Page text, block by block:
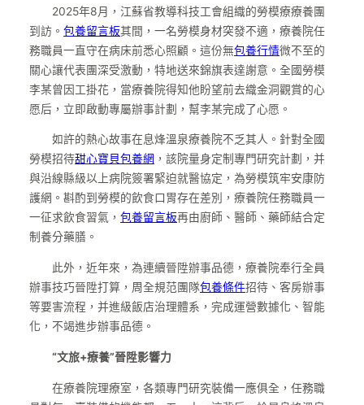
2025年8月，江蘇省教導科技工會組織的勞模療療養團
到訪。 包養留言板其間，一名勞模身材突發不適，療養院任
務職員一直守在病床前悉心照顧。這份無包養行情微不至的
關心讓代表團深受激動，特地送來錦旗表達謝意。全國勞模
李某曾因工掛花，當療養院得知他盼望前去織金洞觀賞的心
愿后，立即啟動專屬辦事計劃，幫李某完成了心愿。
如許的熱心故事在息烽溫泉療養院不乏其人。針對全國
勞模招待甜心寶貝包養網 ，該院量身定制專門研究計劃，并
與沿線縣級以上病院簽署緊迫就醫協定，為勞模筑牢安康防
護網。斟酌到勞模的飲食口胃存在差別，療養院任務職員一
一征求飲食習氣， 包養留言板再由廚師、醫師、藥師結合定
制養分藥膳。
此外，近年來，為連續晉陞辦事品德，療養院奉行全員
辦事技巧晉陞打算，周全規范團隊包養條件招待、客房辦事
等要害流程，并進級飯店治理體系，完成運營數據化、智能
化，不竭進步辦事品德。
“文旅+療養”晉陞影響力
在療養院理療室，各類專門研究裝備一應俱全，任務職